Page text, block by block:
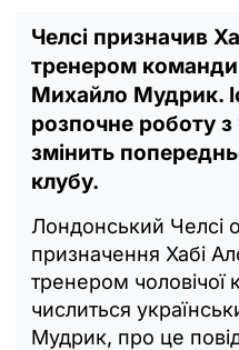
Челсі призначив
тренером
Михайло Мудрик.
розпочне роботу
змінить
клубу.
Лондонський Челсі
призначення Хабі
тренером чоловічої
числиться
Мудрик, про це